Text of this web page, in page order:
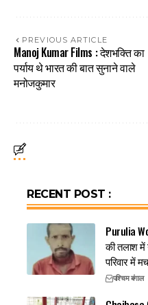
PREVIOUS ARTICLE
Manoj Kumar Films : देशभक्ति का
पर्याय थे भारत की बात सुनाने वाले
मनोजकुमार
RECENT POST :
Purulia
की तलाश
परिवार में
पश्चिम बंगाल